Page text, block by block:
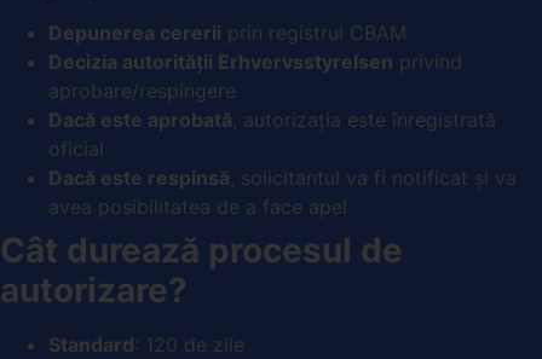
Depunerea cererii prin registrul CBAM
Decizia autorității Erhvervsstyrelsen privind
aprobare/respingere
Dacă este aprobată , autorizația este înregistrată
oficial
Dacă este respinsă , solicitantul va fi notificat și va
avea posibilitatea de a face apel
Cât durează procesul de
autorizare?
Standard: 120 de zile